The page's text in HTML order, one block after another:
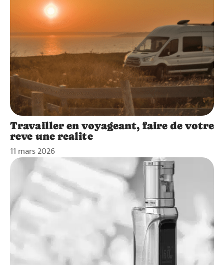
Travailler en voyageant, faire de votre
reve une realite
11 mars 2026